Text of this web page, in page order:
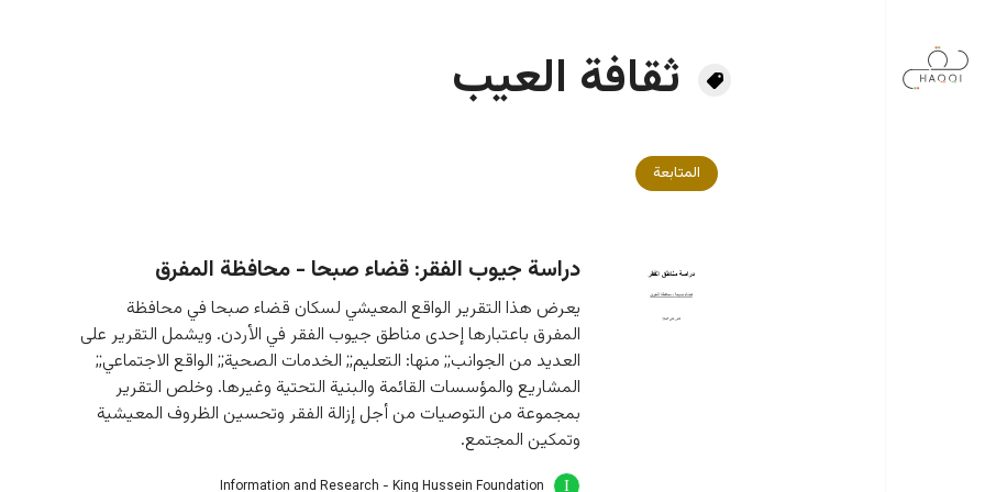
ثقافة العيب
المتابعة
دراسة جيوب الفقر: قضاء صبحا - محافظة المفرق
يعرض هذا التقرير الواقع المعيشي لسكان قضاء صبحا في محافظة
المفرق باعتبارها إحدى مناطق جيوب الفقر في الأردن. ويشمل التقرير على
العديد من الجوانب;; منها: التعليم;; الخدمات الصحية;; الواقع الاجتماعي;;
المشاريع والمؤسسات القائمة والبنية التحتية وغيرها. وخلص التقرير
بمجموعة من التوصيات من أجل إزالة الفقر وتحسين الظروف المعيشية
وتمكين المجتمع.
Information and Research - King Hussein Foundation